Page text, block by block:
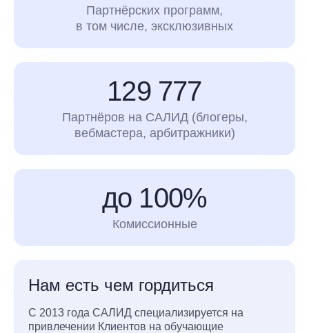
Партнёрских программ,
в том числе, эксклюзивных
129 777
Партнёров на САЛИД (блогеры,
вебмастера, арбитражники)
до 100%
Комиссионные
Нам есть чем гордиться
С 2013 года САЛИД специализируется на
привлечении Клиентов на обучающие